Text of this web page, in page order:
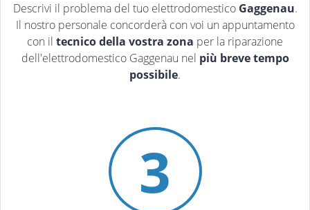
Descrivi il problema del tuo elettrodomestico Gaggenau.
Il nostro personale concorderà con voi un appuntamento
con il tecnico della vostra zona per la riparazione
dell'elettrodomestico Gaggenau nel più breve tempo
possibile.
3